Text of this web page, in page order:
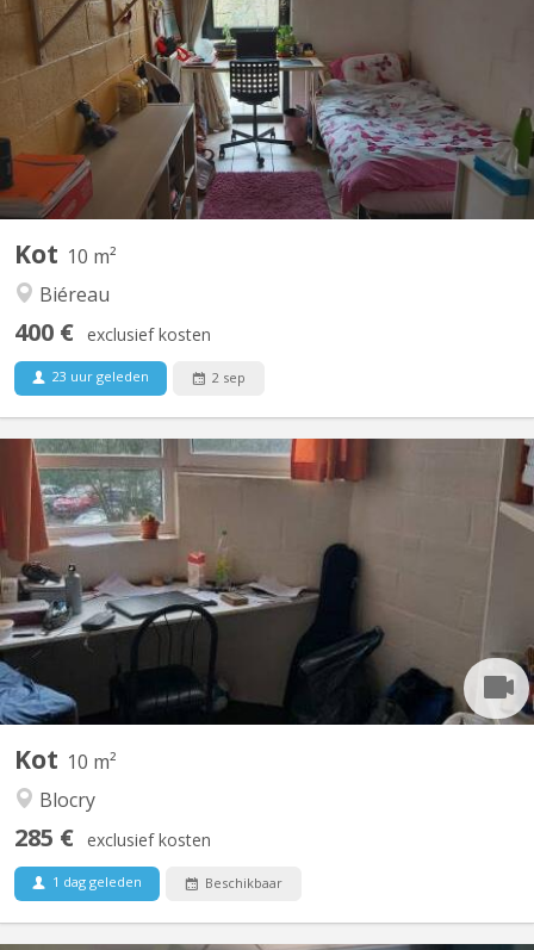
Kot 10 m²
Biéreau
400 € exclusief kosten
23 uur geleden 2 sep
Bonjour. ATTENTION LE KOT N’est plus disponible pour l’ANNÉE
26-27. LE KOT EST LOUÉ! Le loyer est de 500 euros tout compris
(location de mobiliers, taxes, charges) . Il est équipé de meubles
(bureau réglable en hauteur, chaise de bureau, penderie,
commode, un lavabo (eau chaude, eau froide),...
Kot 10 m²
Blocry
285 € exclusief kosten
1 dag geleden Beschikbaar
KV 1025
Sports 11/104: kot situé au Blocry, rue des Sports dans un
appartement communautaire de 10, avec 3 salles de douches et
3 WC. chambre de 10 m², lumineuse proximité immédiate avec le
centre sportif, de l IAD, et proche du centre de LLN A louer du 20
juin au 10 septembre 2026 à 290 euros...